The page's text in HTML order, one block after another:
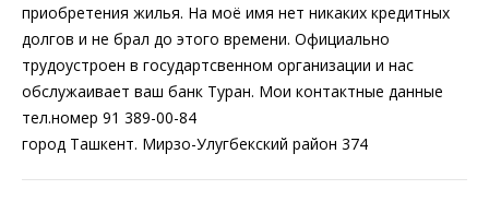
приобретения жилья. На моё имя нет никаких кредитных
долгов и не брал до этого времени. Официально
трудоустроен в государтсвенном организации и нас
обслужаивает ваш банк Туран. Мои контактные данные
тел.номер 91 389-00-84
город Ташкент. Мирзо-Улугбекский район 374